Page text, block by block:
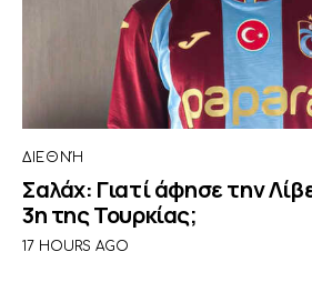
ΔΙΕΘΝΉ
Σαλάχ: Γιατί άφησε την
3η της Τουρκίας;
17 HOURS AGO